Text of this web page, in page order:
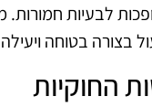
לבעיות
בטוחה ויעילה
החוקיות